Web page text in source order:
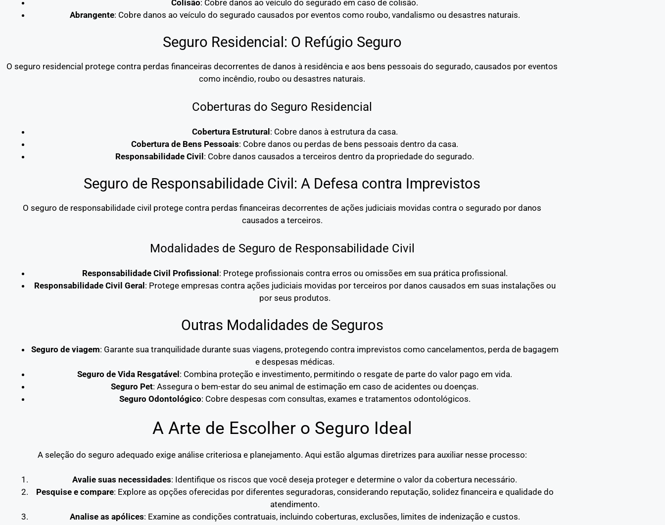
Colisão: Cobre danos ao veículo do segurado em caso de colisão.
Abrangente: Cobre danos ao veículo do segurado causados por eventos como roubo, vandalismo ou desastres naturais.
Seguro Residencial: O Refúgio Seguro
O seguro residencial protege contra perdas financeiras decorrentes de danos à residência e aos bens pessoais do segurado, causados por eventos
como incêndio, roubo ou desastres naturais.
Coberturas do Seguro Residencial
Cobertura Estrutural: Cobre danos à estrutura da casa.
Cobertura de Bens Pessoais: Cobre danos ou perdas de bens pessoais dentro da casa.
Responsabilidade Civil: Cobre danos causados a terceiros dentro da propriedade do segurado.
Seguro de Responsabilidade Civil: A Defesa contra Imprevistos
O seguro de responsabilidade civil protege contra perdas financeiras decorrentes de ações judiciais movidas contra o segurado por danos
causados a terceiros.
Modalidades de Seguro de Responsabilidade Civil
Responsabilidade Civil Profissional: Protege profissionais contra erros ou omissões em sua prática profissional.
Responsabilidade Civil Geral: Protege empresas contra ações judiciais movidas por terceiros por danos causados em suas instalações ou
por seus produtos.
Outras Modalidades de Seguros
Seguro de viagem: Garante sua tranquilidade durante suas viagens, protegendo contra imprevistos como cancelamentos, perda de bagagem
e despesas médicas.
Seguro de Vida Resgatável : Combina proteção e investimento, permitindo o resgate de parte do valor pago em vida.
Seguro Pet: Assegura o bem-estar do seu animal de estimação em caso de acidentes ou doenças.
Seguro Odontológico: Cobre despesas com consultas, exames e tratamentos odontológicos.
A Arte de Escolher o Seguro Ideal
A seleção do seguro adequado exige análise criteriosa e planejamento. Aqui estão algumas diretrizes para auxiliar nesse processo:
Avalie suas necessidades: Identifique os riscos que você deseja proteger e determine o valor da cobertura necessário.
Pesquise e compare: Explore as opções oferecidas por diferentes seguradoras, considerando reputação, solidez financeira e qualidade do
atendimento.
Analise as apólices: Examine as condições contratuais, incluindo coberturas, exclusões, limites de indenização e custos.